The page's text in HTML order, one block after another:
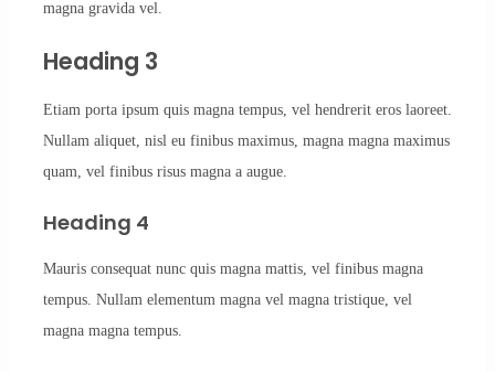
magna gravida vel.
Heading 3
Etiam porta ipsum quis magna tempus, vel hendrerit eros laoreet.
Nullam aliquet, nisl eu finibus maximus, magna magna maximus
quam, vel finibus risus magna a augue.
Heading 4
Mauris consequat nunc quis magna mattis, vel finibus magna
tempus. Nullam elementum magna vel magna tristique, vel
magna magna tempus.